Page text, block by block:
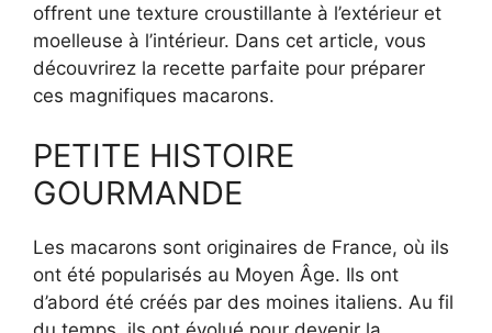
offrent une texture croustillante à l’extérieur et
moelleuse à l’intérieur. Dans cet article, vous
découvrirez la recette parfaite pour préparer
ces magnifiques macarons.
PETITE HISTOIRE
GOURMANDE
Les macarons sont originaires de France, où ils
ont été popularisés au Moyen Âge. Ils ont
d’abord été créés par des moines italiens. Au fil